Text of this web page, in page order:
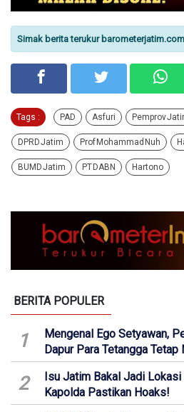
Simak berita terukur
Tags : PAD Asfuri Pemprov
DPRD Jatim Prof Mohammad Nuh
BUMD Jatim PT DABN Hartono
BERITA POPULER
1
Mengenal Ego Setyawan,
Dapur Para Tetangga Tetap
2
Isu Jatim Bakal Jadi
Kapolda Pastikan Hoaks!